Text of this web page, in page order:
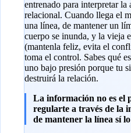
entrenado para interpretar
relacional. Cuando llega el
una línea, de mantener un
cuerpo se inunda, y la vieja
(mantenla feliz, evita el
toma el control. Sabes qué
uno bajo presión porque tu
destruirá la relación.
La información no es el
regularte a través de la
de mantener la línea sí lo